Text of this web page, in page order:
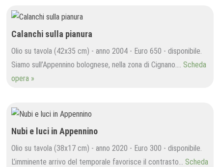
Calanchi sulla pianura
Olio su tavola (42x35 cm) - anno 2004 - Euro 650 - disponibile.
Siamo sull’Appennino bolognese, nella zona di Cignano.…Scheda
opera »
Nubi e luci in Appennino
Olio su tavola (38x17 cm) - anno 2020 - Euro 300 - disponibile.
L’imminente arrivo del temporale favorisce il contrasto…Scheda